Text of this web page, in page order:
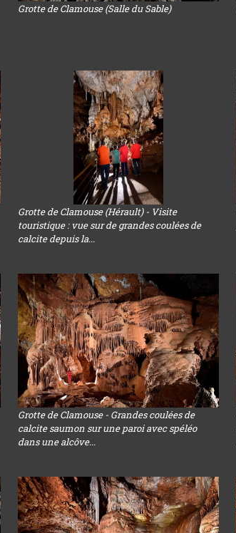
Grotte de Clamouse (Salle du Sable)
Grotte de Clamouse (Hérault) - Visite
touristique : vue sur de grandes coulées de
calcite depuis la...
Grotte de Clamouse - Grandes coulées de
calcite saumon sur une paroi avec spéléo
dans une alcôve...